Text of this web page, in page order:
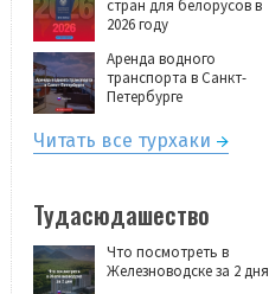
стран для белорусов в
2026 году
Аренда водного
транспорта в Санкт-
Петербурге
Читать все турхаки
Тудасюдашество
Что посмотреть в
Железноводске за 2 дня